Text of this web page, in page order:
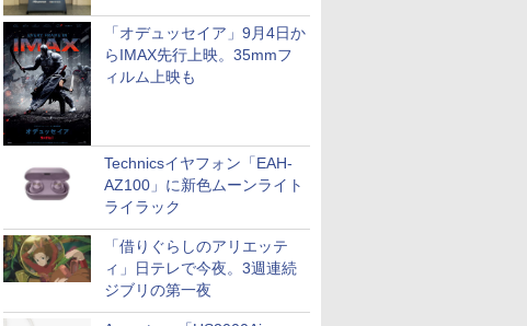
「オデュッセイア」9月4日か
らIMAX先行上映。35mmフ
ィルム上映も
Technicsイヤフォン「EAH-
AZ100」に新色ムーンライト
ライラック
「借りぐらしのアリエッテ
ィ」日テレで今夜。3週連続
ジブリの第一夜